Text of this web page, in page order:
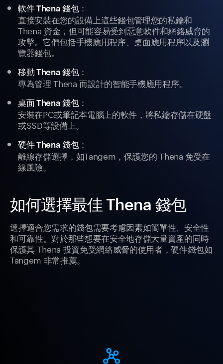
軟件 Thena 錢包：
直接安裝在您的設備上這些錢包管理您的私鑰和
Thena 資金，但可能容易受到惡意軟件和網絡威脅的
攻擊。它們包括手機應用程序、桌面應用程序以及瀏
覽器錢包。
移動 Thena 錢包：
專為管理 Thena 而設計的智能手機應用程序。
桌面 Thena 錢包：
安裝在PC或筆記本電腦上的軟件，將私鑰存儲在硬盤
或SSD等設備上。
硬件 Thena 錢包：
離線存儲選擇，如Tangem，保護您的 Thena 免受在
線風險。
如何選擇最佳 Thena 錢包
選擇適合您需求的錢包需要考慮因素如簡單性、安全性
和可靠性。對於那些想要在安全地存儲大量資產的同時
保護其 Thena 投資免受網絡威脅的使用者，硬件錢包如
Tangem 非常推薦。